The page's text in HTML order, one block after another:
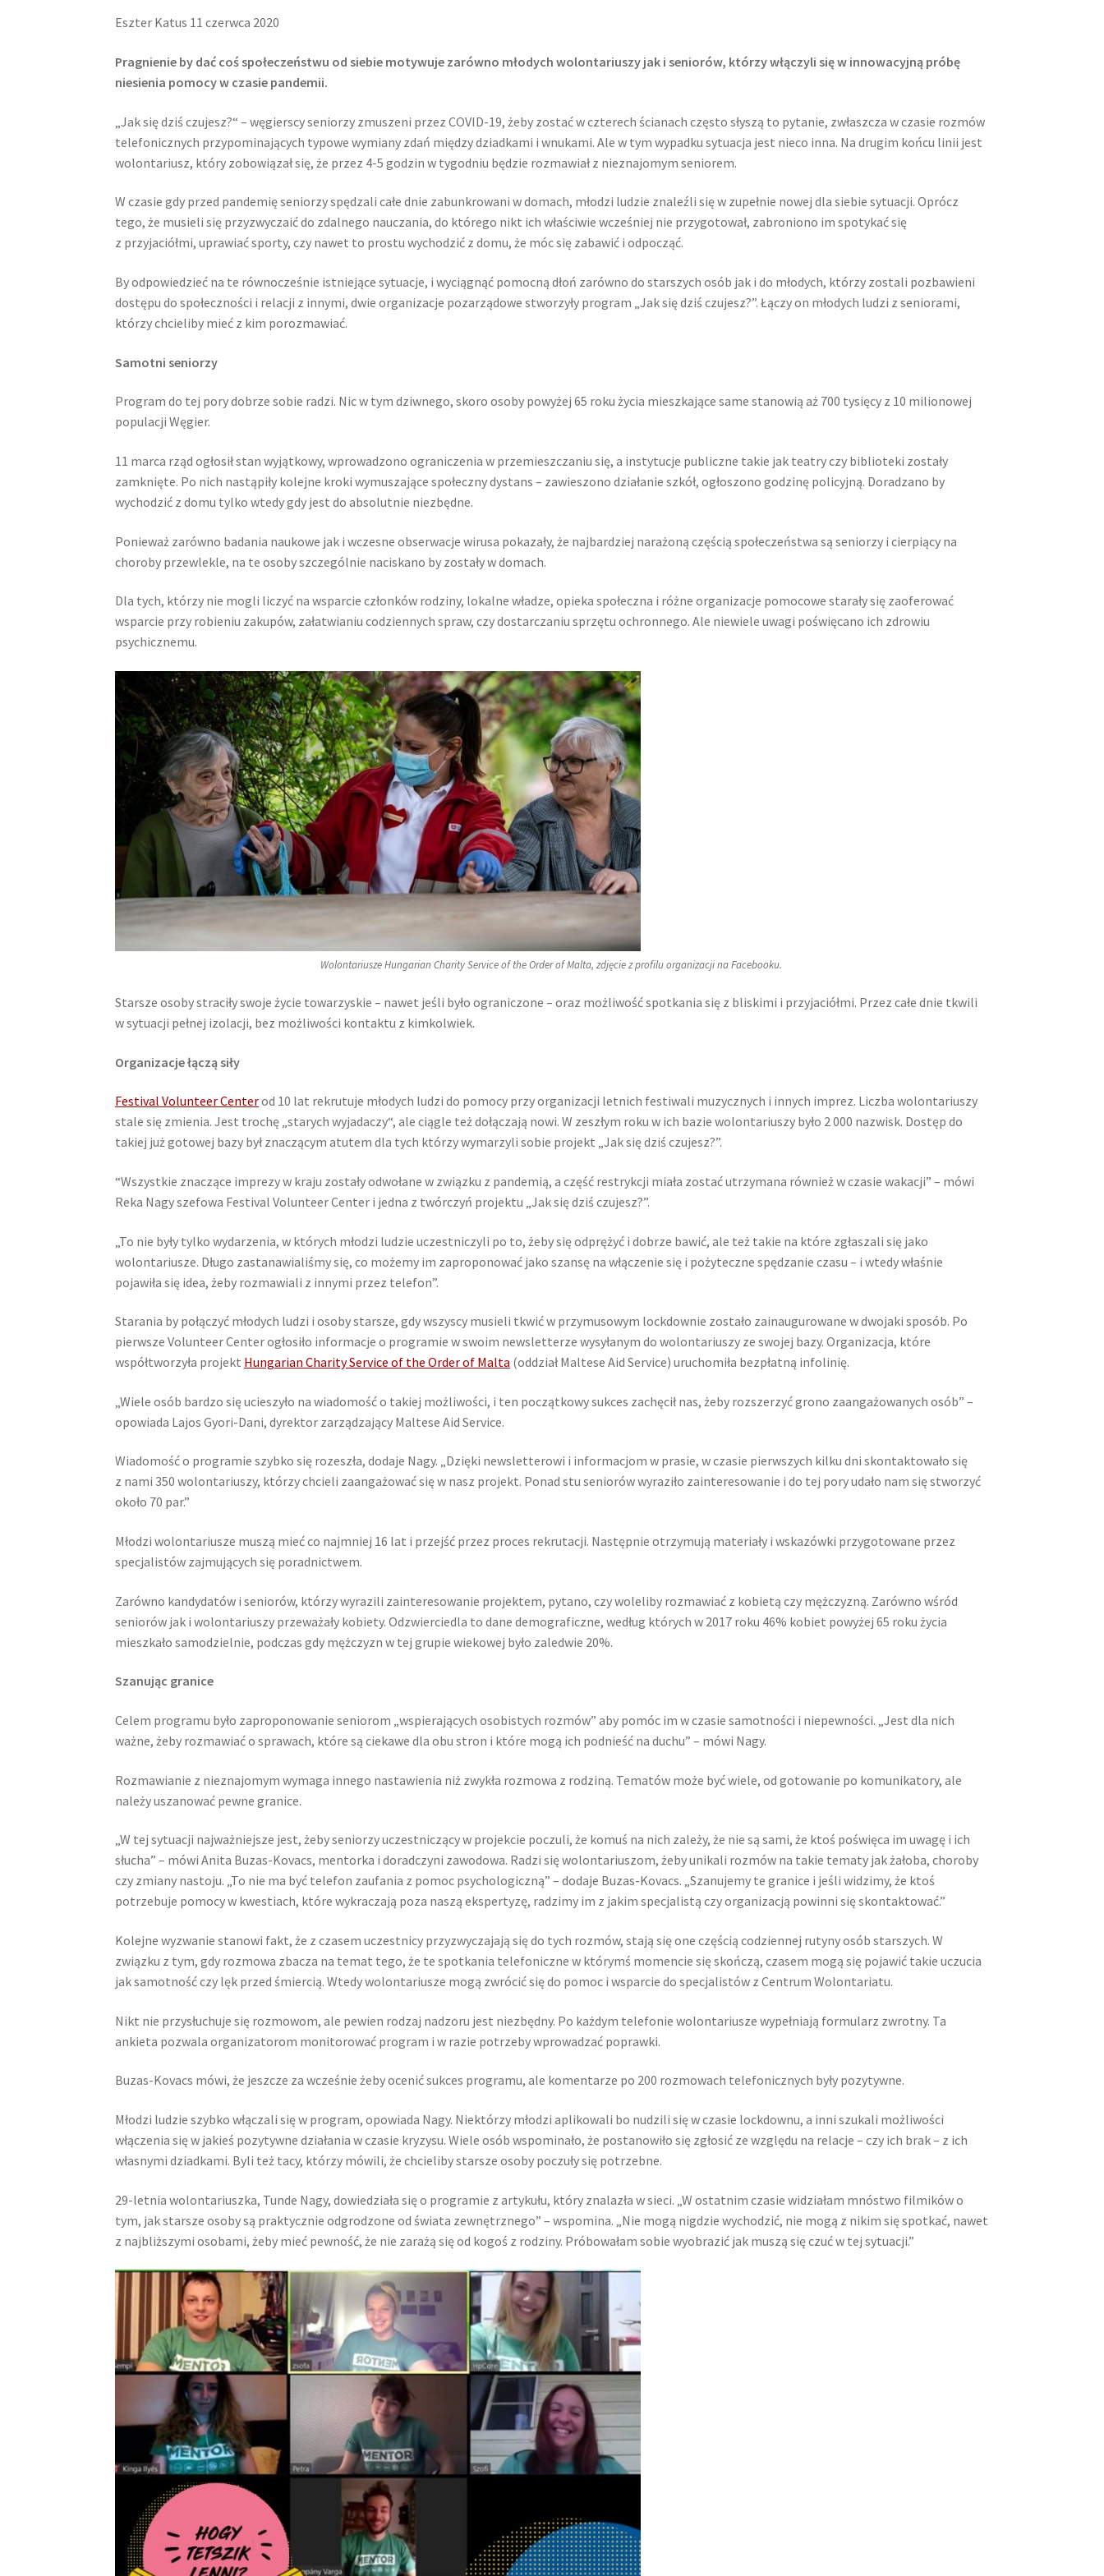
Eszter Katus 11 czerwca 2020
Pragnienie by dać coś społeczeństwu od siebie motywuje zarówno młodych wolontariuszy jak i seniorów, którzy włączyli się w innowacyjną próbę
niesienia pomocy w czasie pandemii.
„Jak się dziś czujesz?“ – węgierscy seniorzy zmuszeni przez COVID-19, żeby zostać w czterech ścianach często słyszą to pytanie, zwłaszcza w czasie rozmów
telefonicznych przypominających typowe wymiany zdań między dziadkami i wnukami. Ale w tym wypadku sytuacja jest nieco inna. Na drugim końcu linii jest
wolontariusz, który zobowiązał się, że przez 4-5 godzin w tygodniu będzie rozmawiał z nieznajomym seniorem.
W czasie gdy przed pandemię seniorzy spędzali całe dnie zabunkrowani w domach, młodzi ludzie znaleźli się w zupełnie nowej dla siebie sytuacji. Oprócz
tego, że musieli się przyzwyczaić do zdalnego nauczania, do którego nikt ich właściwie wcześniej nie przygotował, zabroniono im spotykać się
z przyjaciółmi, uprawiać sporty, czy nawet to prostu wychodzić z domu, że móc się zabawić i odpocząć.
By odpowiedzieć na te równocześnie istniejące sytuacje, i wyciągnąć pomocną dłoń zarówno do starszych osób jak i do młodych, którzy zostali pozbawieni
dostępu do społeczności i relacji z innymi, dwie organizacje pozarządowe stworzyły program „Jak się dziś czujesz?”. Łączy on młodych ludzi z seniorami,
którzy chcieliby mieć z kim porozmawiać.
Samotni seniorzy
Program do tej pory dobrze sobie radzi. Nic w tym dziwnego, skoro osoby powyżej 65 roku życia mieszkające same stanowią aż 700 tysięcy z 10 milionowej
populacji Węgier.
11 marca rząd ogłosił stan wyjątkowy, wprowadzono ograniczenia w przemieszczaniu się, a instytucje publiczne takie jak teatry czy biblioteki zostały
zamknięte. Po nich nastąpiły kolejne kroki wymuszające społeczny dystans – zawieszono działanie szkół, ogłoszono godzinę policyjną. Doradzano by
wychodzić z domu tylko wtedy gdy jest do absolutnie niezbędne.
Ponieważ zarówno badania naukowe jak i wczesne obserwacje wirusa pokazały, że najbardziej narażoną częścią społeczeństwa są seniorzy i cierpiący na
choroby przewlekle, na te osoby szczególnie naciskano by zostały w domach.
Dla tych, którzy nie mogli liczyć na wsparcie członków rodziny, lokalne władze, opieka społeczna i różne organizacje pomocowe starały się zaoferować
wsparcie przy robieniu zakupów, załatwianiu codziennych spraw, czy dostarczaniu sprzętu ochronnego. Ale niewiele uwagi poświęcano ich zdrowiu
psychicznemu.
Wolontariusze Hungarian Charity Service of the Order of Malta, zdjęcie z profilu organizacji na Facebooku.
Starsze osoby straciły swoje życie towarzyskie – nawet jeśli było ograniczone – oraz możliwość spotkania się z bliskimi i przyjaciółmi. Przez całe dnie tkwili
w sytuacji pełnej izolacji, bez możliwości kontaktu z kimkolwiek.
Organizacje łączą siły
Festival Volunteer Centerod 10 lat rekrutuje młodych ludzi do pomocy przy organizacji letnich festiwali muzycznych i innych imprez. Liczba wolontariuszy
stale się zmienia. Jest trochę „starych wyjadaczy“, ale ciągle też dołączają nowi. W zeszłym roku w ich bazie wolontariuszy było 2 000 nazwisk. Dostęp do
takiej już gotowej bazy był znaczącym atutem dla tych którzy wymarzyli sobie projekt „Jak się dziś czujesz?”.
“Wszystkie znaczące imprezy w kraju zostały odwołane w związku z pandemią, a część restrykcji miała zostać utrzymana również w czasie wakacji” – mówi
Reka Nagy szefowa Festival Volunteer Center i jedna z twórczyń projektu „Jak się dziś czujesz?”.
„To nie były tylko wydarzenia, w których młodzi ludzie uczestniczyli po to, żeby się odprężyć i dobrze bawić, ale też takie na które zgłaszali się jako
wolontariusze. Długo zastanawialiśmy się, co możemy im zaproponować jako szansę na włączenie się i pożyteczne spędzanie czasu – i wtedy właśnie
pojawiła się idea, żeby rozmawiali z innymi przez telefon”.
Starania by połączyć młodych ludzi i osoby starsze, gdy wszyscy musieli tkwić w przymusowym lockdownie zostało zainaugurowane w dwojaki sposób. Po
pierwsze Volunteer Center ogłosiło informacje o programie w swoim newsletterze wysyłanym do wolontariuszy ze swojej bazy. Organizacja, które
współtworzyła projekt Hungarian Charity Service of the Order of Malta (oddział Maltese Aid Service) uruchomiła bezpłatną infolinię.
„Wiele osób bardzo się ucieszyło na wiadomość o takiej możliwości, i ten początkowy sukces zachęcił nas, żeby rozszerzyć grono zaangażowanych osób” –
opowiada Lajos Gyori-Dani, dyrektor zarządzający Maltese Aid Service.
Wiadomość o programie szybko się rozeszła, dodaje Nagy. „Dzięki newsletterowi i informacjom w prasie, w czasie pierwszych kilku dni skontaktowało się
z nami 350 wolontariuszy, którzy chcieli zaangażować się w nasz projekt. Ponad stu seniorów wyraziło zainteresowanie i do tej pory udało nam się stworzyć
około 70 par.”
Młodzi wolontariusze muszą mieć co najmniej 16 lat i przejść przez proces rekrutacji. Następnie otrzymują materiały i wskazówki przygotowane przez
specjalistów zajmujących się poradnictwem.
Zarówno kandydatów i seniorów, którzy wyrazili zainteresowanie projektem, pytano, czy woleliby rozmawiać z kobietą czy mężczyzną. Zarówno wśród
seniorów jak i wolontariuszy przeważały kobiety. Odzwierciedla to dane demograficzne, według których w 2017 roku 46% kobiet powyżej 65 roku życia
mieszkało samodzielnie, podczas gdy mężczyzn w tej grupie wiekowej było zaledwie 20%.
Szanując granice
Celem programu było zaproponowanie seniorom „wspierających osobistych rozmów” aby pomóc im w czasie samotności i niepewności. „Jest dla nich
ważne, żeby rozmawiać o sprawach, które są ciekawe dla obu stron i które mogą ich podnieść na duchu” – mówi Nagy.
Rozmawianie z nieznajomym wymaga innego nastawienia niż zwykła rozmowa z rodziną. Tematów może być wiele, od gotowanie po komunikatory, ale
należy uszanować pewne granice.
„W tej sytuacji najważniejsze jest, żeby seniorzy uczestniczący w projekcie poczuli, że komuś na nich zależy, że nie są sami, że ktoś poświęca im uwagę i ich
słucha” – mówi Anita Buzas-Kovacs, mentorka i doradczyni zawodowa. Radzi się wolontariuszom, żeby unikali rozmów na takie tematy jak żałoba, choroby
czy zmiany nastoju. „To nie ma być telefon zaufania z pomoc psychologiczną” – dodaje Buzas-Kovacs. „Szanujemy te granice i jeśli widzimy, że ktoś
potrzebuje pomocy w kwestiach, które wykraczają poza naszą ekspertyzę, radzimy im z jakim specjalistą czy organizacją powinni się skontaktować.”
Kolejne wyzwanie stanowi fakt, że z czasem uczestnicy przyzwyczajają się do tych rozmów, stają się one częścią codziennej rutyny osób starszych. W
związku z tym, gdy rozmowa zbacza na temat tego, że te spotkania telefoniczne w którymś momencie się skończą, czasem mogą się pojawić takie uczucia
jak samotność czy lęk przed śmiercią. Wtedy wolontariusze mogą zwrócić się do pomoc i wsparcie do specjalistów z Centrum Wolontariatu.
Nikt nie przysłuchuje się rozmowom, ale pewien rodzaj nadzoru jest niezbędny. Po każdym telefonie wolontariusze wypełniają formularz zwrotny. Ta
ankieta pozwala organizatorom monitorować program i w razie potrzeby wprowadzać poprawki.
Buzas-Kovacs mówi, że jeszcze za wcześnie żeby ocenić sukces programu, ale komentarze po 200 rozmowach telefonicznych były pozytywne.
Młodzi ludzie szybko włączali się w program, opowiada Nagy. Niektórzy młodzi aplikowali bo nudzili się w czasie lockdownu, a inni szukali możliwości
włączenia się w jakieś pozytywne działania w czasie kryzysu. Wiele osób wspominało, że postanowiło się zgłosić ze względu na relacje – czy ich brak – z ich
własnymi dziadkami. Byli też tacy, którzy mówili, że chcieliby starsze osoby poczuły się potrzebne.
29-letnia wolontariuszka, Tunde Nagy, dowiedziała się o programie z artykułu, który znalazła w sieci. „W ostatnim czasie widziałam mnóstwo filmików o
tym, jak starsze osoby są praktycznie odgrodzone od świata zewnętrznego” – wspomina. „Nie mogą nigdzie wychodzić, nie mogą z nikim się spotkać, nawet
z najbliższymi osobami, żeby mieć pewność, że nie zarażą się od kogoś z rodziny. Próbowałam sobie wyobrazić jak muszą się czuć w tej sytuacji.”